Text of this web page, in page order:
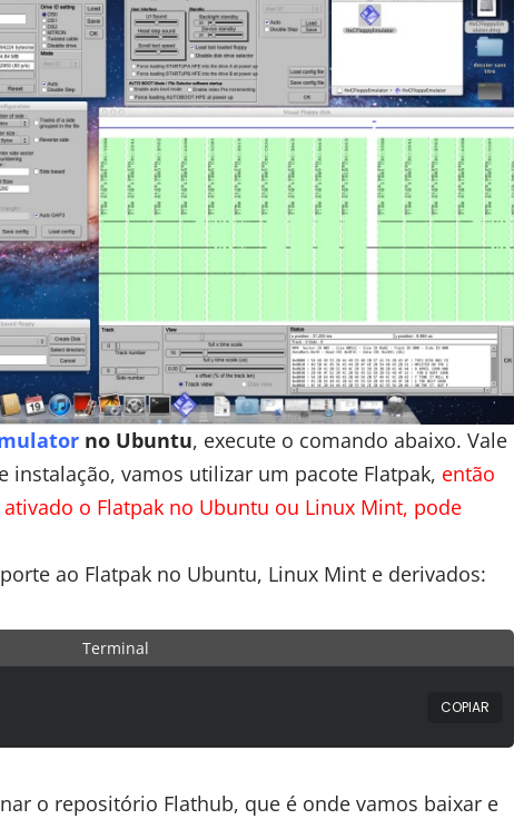
no Ubuntu, execute o comando abaixo. Vale
instalação, vamos utilizar um pacote Flatpak, então
o Flatpak no Ubuntu ou Linux Mint, pode
ao Flatpak no Ubuntu, Linux Mint e derivados:
Terminal
COPIAR
o repositório Flathub, que é onde vamos baixar e